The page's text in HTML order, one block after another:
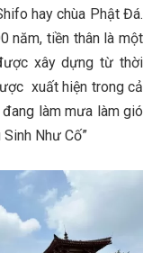
hay chùa Phật Đá.
năm, tiền thân là một
xây dựng từ thời
xuất hiện trong cả
làm mưa làm gió
Như Cố”